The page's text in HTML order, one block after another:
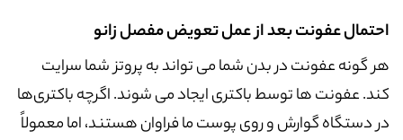
احتمال عفونت بعد از عمل تعویض مفصل زانو
هر گونه عفونت در بدن شما می تواند به پروتز شما سرایت
کند. عفونت ها توسط باکتری ایجاد می شوند. اگرچه باکتری‌ها
در دستگاه گوارش و روی پوست ما فراوان هستند، اما معمولاً